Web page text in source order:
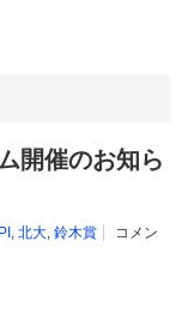
開催のお知ら
, 北大, 鈴木賞
コメン